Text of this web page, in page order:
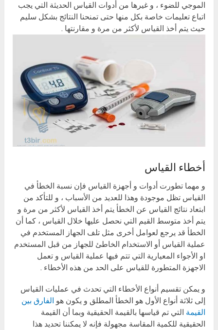
الموجي للضوء ، و غيرها من أدوات القياس الحديثة التي يجب
اتباع تعليمات خاصة بكل منها حتى تمنحنا النتائج بشكل سليم
حيث يتم أخذ القياس لأكثر من مرة و مقارنتها .
أخطاء القياس
و مهما تطورت أدوات و أجهزة القياس فإن نسبة الخطأ في
القياس تظل موجودة وهذا للعديد من الأسباب ، و للتأكد من
ابتعاد نتائج القياس عن الخطأ يتم أخذ القياس لأكثر من مرة و
يتم أخذ متوسط القيم التي نحصل عليها خلال القياس ، كما أن
الخطأ قد يرجع لعوامل أخرى مثل تلف الجهاز المستخدم في
عملية القياس أو الاستخدام الخاطئ للجهاز من قبل المستخدم
او الأجواء المعيارية التي تتم فيها عملية القياس و تعمل
الاجهزة المتطورة للقياس على الحد من هذه الأخطاء .
و يمكن تقسيم أنواع الأخطاء التي تحدث في عمليات القياس
إلى ثلاثة أنواع الأول هو الخطأ المطلق و يكون هو الفارق بين
القيمة التي تم قياسها بالقيمة الحقيقية وبما أن القيمة
الحقيقية للكمية المقاسة مجهولة فإنه لا يمكننا تحديد هذا